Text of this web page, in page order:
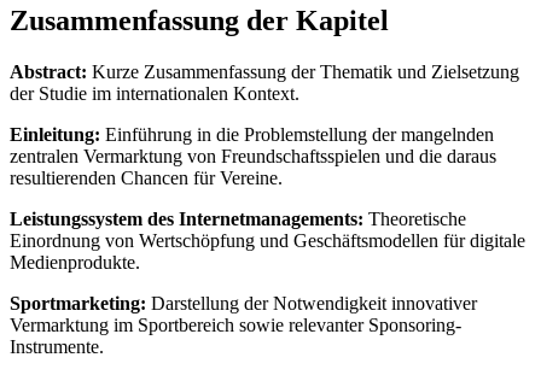
Zusammenfassung der Kapitel
Abstract: Kurze Zusammenfassung der Thematik und Zielsetzung
der Studie im internationalen Kontext.
Einleitung: Einführung in die Problemstellung der mangelnden
zentralen Vermarktung von Freundschaftsspielen und die daraus
resultierenden Chancen für Vereine.
Leistungssystem des Internetmanagements: Theoretische
Einordnung von Wertschöpfung und Geschäftsmodellen für digitale
Medienprodukte.
Sportmarketing: Darstellung der Notwendigkeit innovativer
Vermarktung im Sportbereich sowie relevanter Sponsoring-
Instrumente.